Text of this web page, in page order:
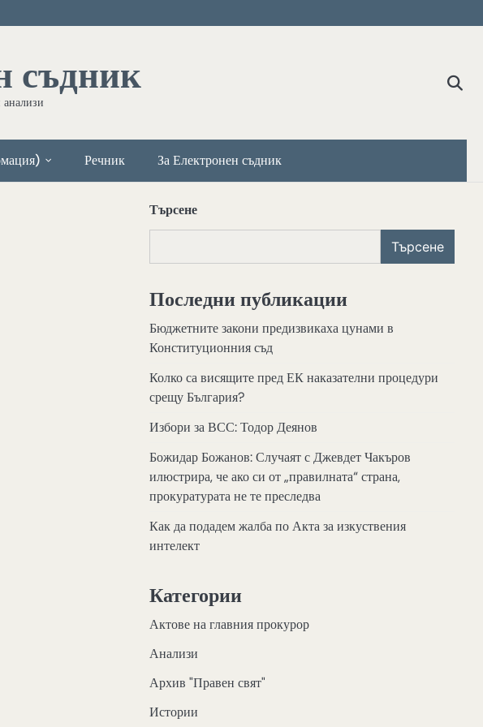
съдник
Речник За Електронен съдник
Търсене
Търсене
Последни публикации
Бюджетните закони предизвикаха цунами в
Конституционния съд
Колко са висящите пред ЕК наказателни процедури
срещу България?
Избори за ВСС: Тодор Деянов
Божидар Божанов: Случаят с Джевдет Чакъров
илюстрира, че ако си от „правилната“ страна,
прокуратурата не те преследва
Как да подадем жалба по Акта за изкуствения
интелект
Категории
Актове на главния прокурор
Анализи
Архив "Правен свят"
Истории